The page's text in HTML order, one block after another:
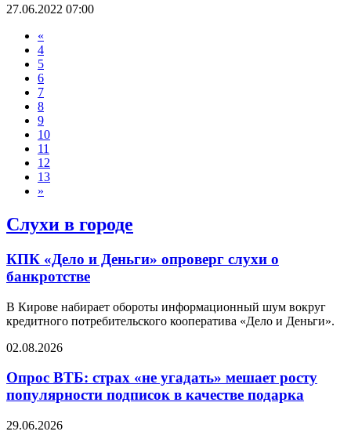
27.06.2022 07:00
«
4
5
6
7
8
9
10
11
12
13
»
Слухи в городе
КПК «Дело и Деньги» опроверг слухи о
банкротстве
В Кирове набирает обороты информационный шум вокруг
кредитного потребительского кооператива «Дело и Деньги».
02.08.2026
Опрос ВТБ: страх «не угадать» мешает росту
популярности подписок в качестве подарка
29.06.2026